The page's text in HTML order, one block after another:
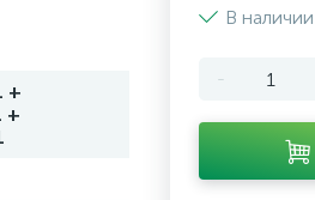
+
+
В наличии
-